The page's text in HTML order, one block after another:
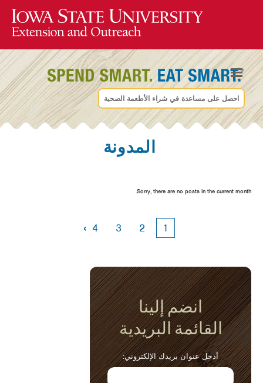
احصل على مساعدة في شراء الأطعمة الصحية
المدونة
Sorry, there are no posts in the current month.
1
2
3
4
›
انضم إلينا
القائمة البريدية
أدخل عنوان بريدك الإلكتروني: